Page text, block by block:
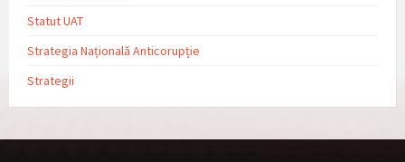
Statut UAT
Strategia Națională Anticorupție
Strategii